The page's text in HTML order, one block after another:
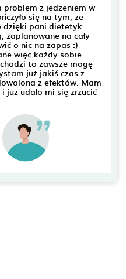
problem z jedzeniem w
się na tym, że
dzięki pani dietetyk
na cały
o nic na zapas :)
więc każdy sobie
to zawsze mogę
już jakiś czas z
z efektów. Mam
udało mi się zrzucić